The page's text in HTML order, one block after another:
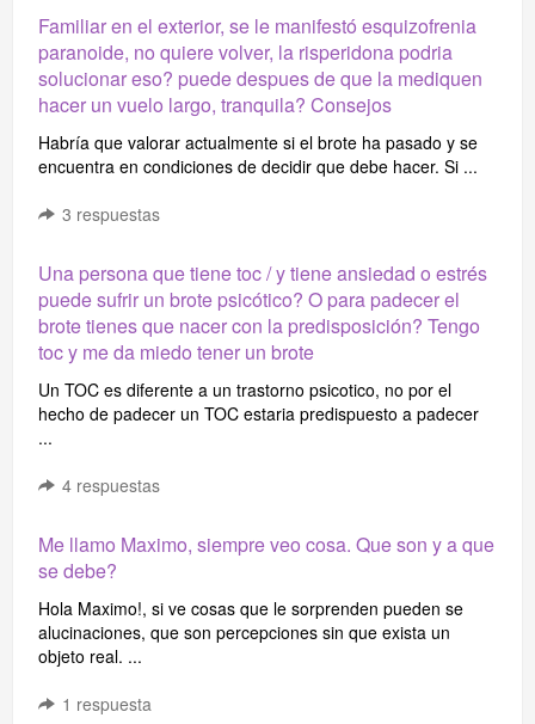
Familiar en el exterior, se le manifestó esquizofrenia
paranoide, no quiere volver, la risperidona podria
solucionar eso? puede despues de que la mediquen
hacer un vuelo largo, tranquila? Consejos
Habría que valorar actualmente si el brote ha pasado y se
encuentra en condiciones de decidir que debe hacer. Si ...
3 respuestas
Una persona que tiene toc / y tiene ansiedad o estrés
puede sufrir un brote psicótico? O para padecer el
brote tienes que nacer con la predisposición? Tengo
toc y me da miedo tener un brote
Un TOC es diferente a un trastorno psicotico, no por el
hecho de padecer un TOC estaria predispuesto a padecer
...
4 respuestas
Me llamo Maximo, siempre veo cosa. Que son y a que
se debe?
Hola Maximo!, si ve cosas que le sorprenden pueden se
alucinaciones, que son percepciones sin que exista un
objeto real. ...
1 respuesta